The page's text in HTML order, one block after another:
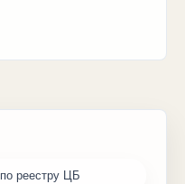
реестру ЦБ